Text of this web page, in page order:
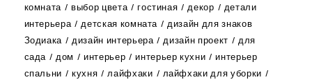
комната
выбор цвета гостиная декор
детали
интерьера
детская комната
дизайн для знаков
Зодиака
дизайн интерьера дизайн проект
для
сада
дом интерьер интерьер кухни
интерьер
спальни
кухня лайфхаки
лайфхаки для уборки